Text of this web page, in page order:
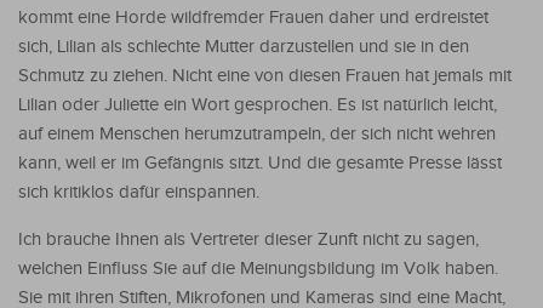
kommt eine Horde wildfremder Frauen daher und erdreistet
sich, Lilian als schlechte Mutter darzustellen und sie in den
Schmutz zu ziehen. Nicht eine von diesen Frauen hat jemals mit
Lilian oder Juliette ein Wort gesprochen. Es ist natürlich leicht,
auf einem Menschen herumzutrampeln, der sich nicht wehren
kann, weil er im Gefängnis sitzt. Und die gesamte Presse lässt
sich kritiklos dafür einspannen.
Ich brauche Ihnen als Vertreter dieser Zunft nicht zu sagen,
welchen Einfluss Sie auf die Meinungsbildung im Volk haben.
Sie mit ihren Stiften, Mikrofonen und Kameras sind eine Macht,